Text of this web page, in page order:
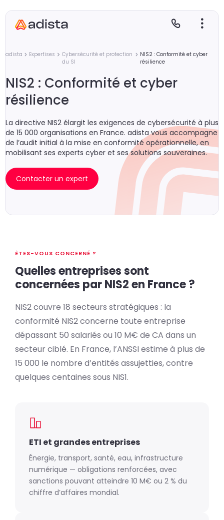
adista Expertises
Cybersécurité et protection
du SI
NIS2 : Conformité et cyber
résilience
NIS2 : Conformité et cyber
résilience
La directive NIS2 élargit les exigences de cybersécurité à plus
de 15 000 organisations en France. adista vous accompagne
de l’audit initial à la mise en conformité opérationnelle, en
mobilisant ses experts cyber et ses solutions souveraines.
Contacter un expert
ÊTES-VOUS CONCERNÉ ?
Quelles entreprises sont
concernées par NIS2 en France ?
NIS2 couvre 18 secteurs stratégiques : la
conformité NIS2 concerne toute entreprise
dépassant 50 salariés ou 10 M€ de CA dans un
secteur ciblé. En France, l’ANSSI estime à plus de
15 000 le nombre d’entités assujetties, contre
quelques centaines sous NIS1.
ETI et grandes entreprises
Énergie, transport, santé, eau, infrastructure
numérique — obligations renforcées, avec
sanctions pouvant atteindre 10 M€ ou 2 % du
chiffre d’affaires mondial.